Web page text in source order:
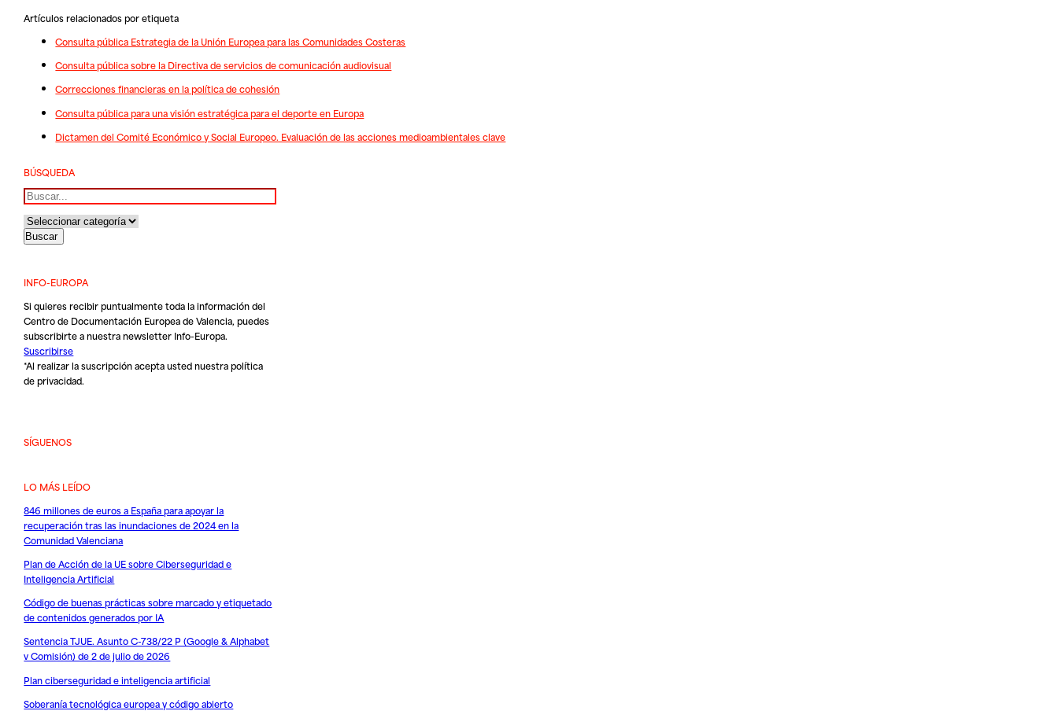
Artículos relacionados por etiqueta
Consulta pública Estrategia de la Unión Europea para las Comunidades Costeras
Consulta pública sobre la Directiva de servicios de comunicación audiovisual
Correcciones financieras en la política de cohesión
Consulta pública para una visión estratégica para el deporte en Europa
Dictamen del Comité Económico y Social Europeo. Evaluación de las acciones medioambientales clave
BÚSQUEDA
Buscar
INFO-EUROPA
Si quieres recibir puntualmente toda la información del
Centro de Documentación Europea de Valencia, puedes
subscribirte a nuestra newsletter Info-Europa.
Suscribirse
*Al realizar la suscripción acepta usted nuestrapolítica
de privacidad.
SÍGUENOS
LO MÁS LEÍDO
846 millones de euros a España para apoyar la
recuperación tras las inundaciones de 2024 en la
Comunidad Valenciana
Plan de Acción de la UE sobre Ciberseguridad e
Inteligencia Artificial
Código de buenas prácticas sobre marcado y etiquetado
de contenidos generados por IA
Sentencia TJUE. Asunto C-738/22 P (Google & Alphabet
v Comisión) de 2 de julio de 2026
Plan ciberseguridad e inteligencia artificial
Soberanía tecnológica europea y código abierto